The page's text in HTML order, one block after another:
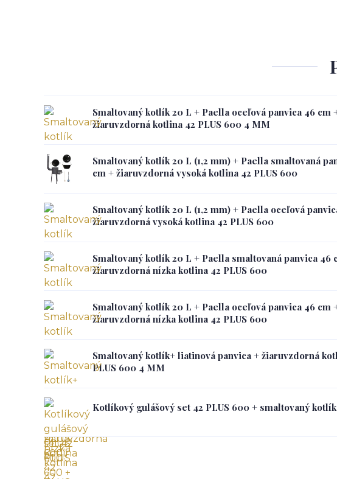
Smaltovaný kotlík 20 L + Paella oceľová panvica 46 cm
žiaruvzdorná kotlina 42 PLUS 600 4 MM
Smaltovaný kotlík 20 L (1,2 mm) + Paella smaltovaná
cm + žiaruvzdorná vysoká kotlina 42 PLUS 600
Smaltovaný kotlík 20 L (1,2 mm) + Paella oceľová
žiaruvzdorná vysoká kotlina 42 PLUS 600
Smaltovaný kotlík 20 L + Paella smaltovaná panvica 46
žiaruvzdorná nízka kotlina 42 PLUS 600
Smaltovaný kotlík 20 L + Paella oceľová panvica 46 cm
žiaruvzdorná nízka kotlina 42 PLUS 600
Smaltovaný kotlík+ liatinová panvica + žiaruvzdorná
PLUS 600 4 MM
Kotlíkový gulášový set 42 PLUS 600 + smaltovaný